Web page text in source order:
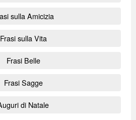
sulla Amicizia
Frasi sulla Vita
Frasi Belle
Frasi Sagge
di Natale